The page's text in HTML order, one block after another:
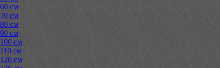
60 см
70 см
80 см
90 см
100 см
110 см
120 см